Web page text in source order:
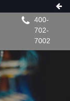
400-
702-
7002